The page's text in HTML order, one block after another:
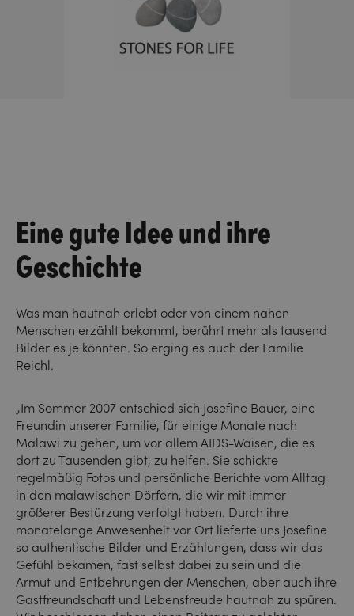
Eine gute Idee und ihre
Geschichte
Was man hautnah erlebt oder von einem nahen
Menschen erzählt bekommt, berührt mehr als tausend
Bilder es je könnten. So erging es auch der Familie
Reichl.
„Im Sommer 2007 entschied sich Josefine Bauer, eine
Freundin unserer Familie, für einige Monate nach
Malawi zu gehen, um vor allem AIDS-Waisen, die es
dort zu Tausenden gibt, zu helfen. Sie schickte
regelmäßig Fotos und persönliche Berichte vom Alltag
in den malawischen Dörfern, die wir mit immer
größerer Bestürzung verfolgt haben. Durch ihre
monatelange Anwesenheit vor Ort lieferte uns Josefine
so authentische Bilder und Erzählungen, dass wir das
Gefühl bekamen, fast selbst dabei zu sein und die
Armut und Entbehrungen der Menschen, aber auch ihre
Gastfreundschaft und Lebensfreude hautnah zu spüren.